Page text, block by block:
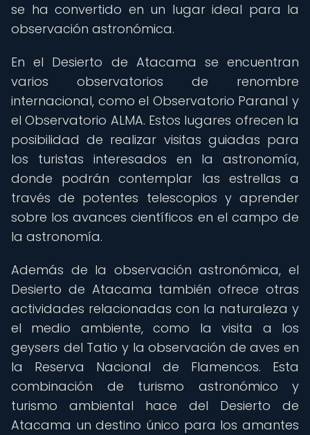
se ha convertido en un lugar ideal para la
observación astronómica.
En el Desierto de Atacama se encuentran
varios observatorios de renombre
internacional, como el Observatorio Paranal y
el Observatorio ALMA. Estos lugares ofrecen la
posibilidad de realizar visitas guiadas para
los turistas interesados en la astronomía,
donde podrán contemplar las estrellas a
través de potentes telescopios y aprender
sobre los avances científicos en el campo de
la astronomía.
Además de la observación astronómica, el
Desierto de Atacama también ofrece otras
actividades relacionadas con la naturaleza y
el medio ambiente, como la visita a los
geysers del Tatio y la observación de aves en
la Reserva Nacional de Flamencos. Esta
combinación de turismo astronómico y
turismo ambiental hace del Desierto de
Atacama un destino único para los amantes